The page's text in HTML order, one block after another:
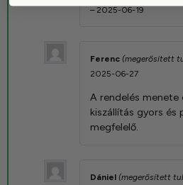
– 2025-06-19
Ferenc (megerősített
2025-06-27
A rendelés menete
kiszállítás gyors és
megfelelő.
Dániel (megerősített